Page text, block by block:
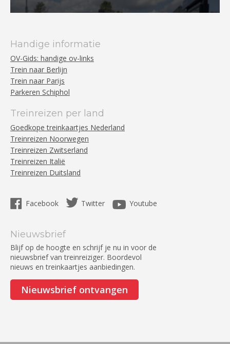
Handige informatie
OV-Gids: handige ov-links
Trein naar Berlijn
Trein naar Parijs
Parkeren Schiphol
Treinreizen per land
Goedkope treinkaartjes Nederland
Treinreizen Noorwegen
Treinreizen Zwitserland
Treinreizen Italië
Treinreizen Duitsland
Facebook Twitter Youtube
Nieuwsbrief
Blijf op de hoogte en schrijf je nu in voor de
nieuwsbrief van treinreiziger. Boordevol
nieuws en treinkaartjes aanbiedingen.
Nieuwsbrief ontvangen